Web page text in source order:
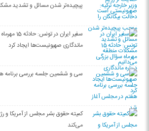
پیچیده‌تر شدن مسائل و تشدید
سفیر ایران
ماندگاری صهیونیست‌ها ایجاد کرد
سی‌ و ششمین جلسه بررسی برنامه
کمیته حقوق بشر مجلس از آمریکا و
می‌کند